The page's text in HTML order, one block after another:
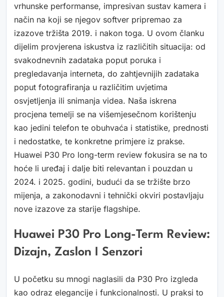
vrhunske performanse, impresivan sustav kamera i
način na koji se njegov softver pripremao za
izazove tržišta 2019. i nakon toga. U ovom članku
dijelim provjerena iskustva iz različitih situacija: od
svakodnevnih zadataka poput poruka i
pregledavanja interneta, do zahtjevnijih zadataka
poput fotografiranja u različitim uvjetima
osvjetljenja ili snimanja videa. Naša iskrena
procjena temelji se na višemjesečnom korištenju
kao jedini telefon te obuhvaća i statistike, prednosti
i nedostatke, te konkretne primjere iz prakse.
Huawei P30 Pro long-term review fokusira se na to
hoće li uređaj i dalje biti relevantan i pouzdan u
2024. i 2025. godini, budući da se tržište brzo
mijenja, a zakonodavni i tehnički okviri postavljaju
nove izazove za starije flagshipe.
Huawei P30 Pro Long-Term Review:
Dizajn, Zaslon I Senzori
U početku su mnogi naglasili da P30 Pro izgleda
kao odraz elegancije i funkcionalnosti. U praksi to